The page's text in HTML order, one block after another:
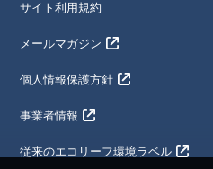
サイト利用規約
メールマガジン
個人情報保護方針
事業者情報
従来のエコリーフ環境ラベル